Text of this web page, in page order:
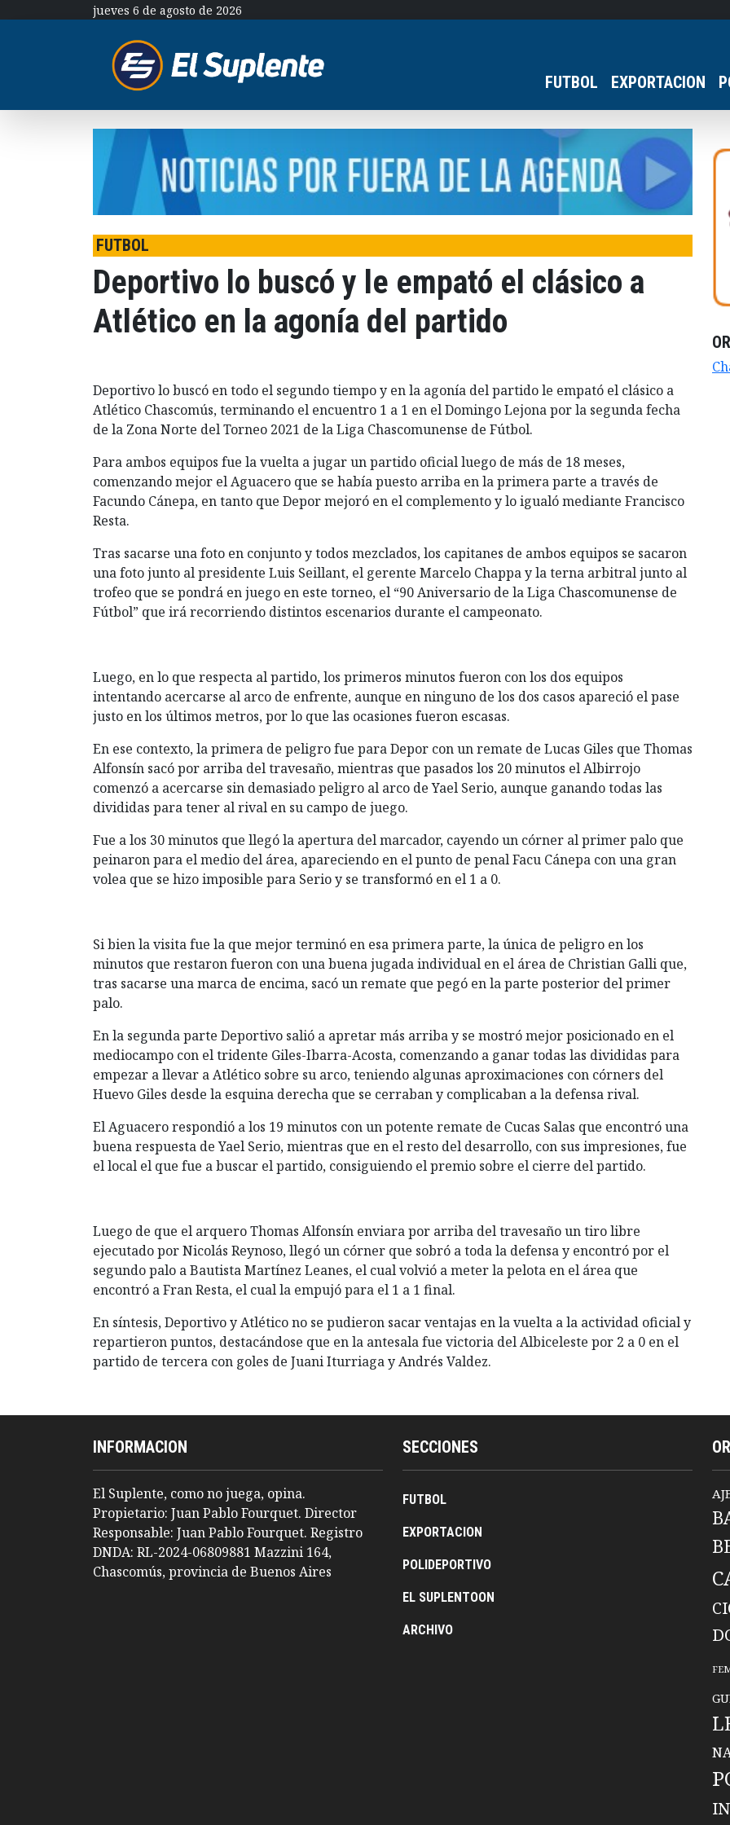
jueves 6 de agosto de 2026
FUTBOL EXPORTACION
FUTBOL
Deportivo lo buscó y le empató el clásico a
Atlético en la agonía del partido
Deportivo lo buscó en todo el segundo tiempo y en la agonía del partido le empató el clásico a
Atlético Chascomús, terminando el encuentro 1 a 1 en el Domingo Lejona por la segunda fecha
de la Zona Norte del Torneo 2021 de la Liga Chascomunense de Fútbol.
Para ambos equipos fue la vuelta a jugar un partido oficial luego de más de 18 meses,
comenzando mejor el Aguacero que se había puesto arriba en la primera parte a través de
Facundo Cánepa, en tanto que Depor mejoró en el complemento y lo igualó mediante Francisco
Resta.
Tras sacarse una foto en conjunto y todos mezclados, los capitanes de ambos equipos se sacaron
una foto junto al presidente Luis Seillant, el gerente Marcelo Chappa y la terna arbitral junto al
trofeo que se pondrá en juego en este torneo, el “90 Aniversario de la Liga Chascomunense de
Fútbol” que irá recorriendo distintos escenarios durante el campeonato.
Luego, en lo que respecta al partido, los primeros minutos fueron con los dos equipos
intentando acercarse al arco de enfrente, aunque en ninguno de los dos casos apareció el pase
justo en los últimos metros, por lo que las ocasiones fueron escasas.
En ese contexto, la primera de peligro fue para Depor con un remate de Lucas Giles que Thomas
Alfonsín sacó por arriba del travesaño, mientras que pasados los 20 minutos el Albirrojo
comenzó a acercarse sin demasiado peligro al arco de Yael Serio, aunque ganando todas las
divididas para tener al rival en su campo de juego.
Fue a los 30 minutos que llegó la apertura del marcador, cayendo un córner al primer palo que
peinaron para el medio del área, apareciendo en el punto de penal Facu Cánepa con una gran
volea que se hizo imposible para Serio y se transformó en el 1 a 0.
Si bien la visita fue la que mejor terminó en esa primera parte, la única de peligro en los
minutos que restaron fueron con una buena jugada individual en el área de Christian Galli que,
tras sacarse una marca de encima, sacó un remate que pegó en la parte posterior del primer
palo.
En la segunda parte Deportivo salió a apretar más arriba y se mostró mejor posicionado en el
mediocampo con el tridente Giles-Ibarra-Acosta, comenzando a ganar todas las divididas para
empezar a llevar a Atlético sobre su arco, teniendo algunas aproximaciones con córners del
Huevo Giles desde la esquina derecha que se cerraban y complicaban a la defensa rival.
El Aguacero respondió a los 19 minutos con un potente remate de Cucas Salas que encontró una
buena respuesta de Yael Serio, mientras que en el resto del desarrollo, con sus impresiones, fue
el local el que fue a buscar el partido, consiguiendo el premio sobre el cierre del partido.
Luego de que el arquero Thomas Alfonsín enviara por arriba del travesaño un tiro libre
ejecutado por Nicolás Reynoso, llegó un córner que sobró a toda la defensa y encontró por el
segundo palo a Bautista Martínez Leanes, el cual volvió a meter la pelota en el área que
encontró a Fran Resta, el cual la empujó para el 1 a 1 final.
En síntesis, Deportivo y Atlético no se pudieron sacar ventajas en la vuelta a la actividad oficial y
repartieron puntos, destacándose que en la antesala fue victoria del Albiceleste por 2 a 0 en el
partido de tercera con goles de Juani Iturriaga y Andrés Valdez.
INFORMACION
El Suplente, como no juega, opina.
Propietario: Juan Pablo Fourquet. Director
Responsable: Juan Pablo Fourquet. Registro
DNDA: RL-2024-06809881 Mazzini 164,
Chascomús, provincia de Buenos Aires
SECCIONES
FUTBOL
EXPORTACION
POLIDEPORTIVO
EL SUPLENTOON
ARCHIVO